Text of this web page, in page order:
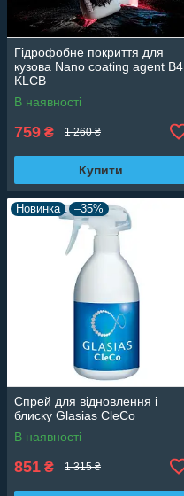
Гідрофобне покриття для
кузова Nano coating agent B4
KLCB
В наявності
759 ₴ 1 260 ₴
Купити
Новинка –35%
Спрей для відновлення і
блиску Glasias CleCo
В наявності
851 ₴ 1 315 ₴